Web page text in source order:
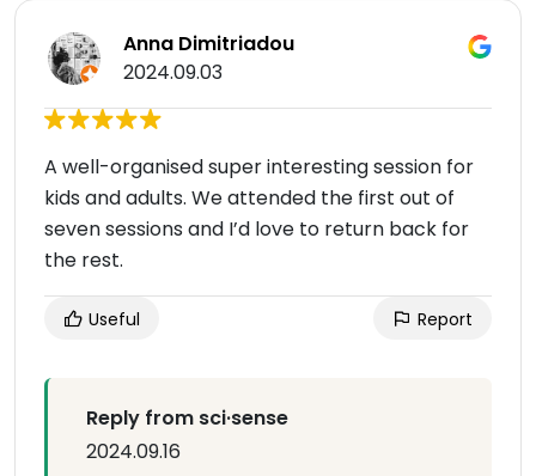
Anna Dimitriadou
2024.09.03
A well-organised super interesting session for
kids and adults. We attended the first out of
seven sessions and I’d love to return back for
the rest.
Useful Report
Reply from sci·sense
2024.09.16